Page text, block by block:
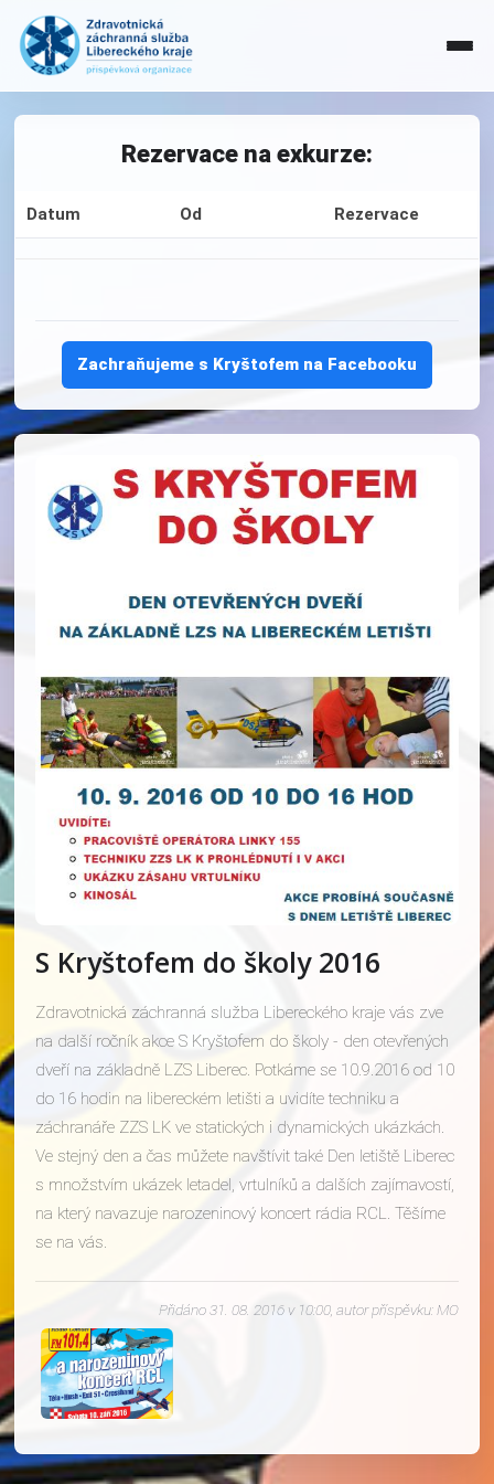
Rezervace na exkurze:
Datum Od Rezervace
Zachraňujeme s Kryštofem na Facebooku
S Kryštofem do školy 2016
Zdravotnická záchranná služba Libereckého kraje vás zve
na další ročník akce S Kryštofem do školy - den otevřených
dveří na základně LZS Liberec. Potkáme se 10.9.2016 od 10
do 16 hodin na libereckém letišti a uvidíte techniku a
záchranáře ZZS LK ve statických i dynamických ukázkách.
Ve stejný den a čas můžete navštívit také Den letiště Liberec
s množstvím ukázek letadel, vrtulníků a dalších zajímavostí,
na který navazuje narozeninový koncert rádia RCL. Těšíme
se na vás.
Přidáno 31. 08. 2016 v 10:00, autor příspěvku: MO